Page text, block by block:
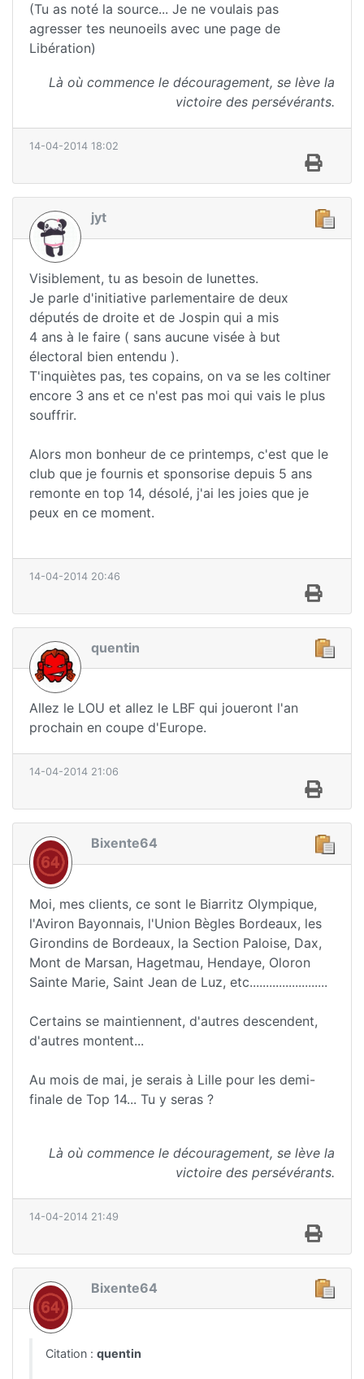
(Tu as noté la source... Je ne voulais pas
agresser tes neunoeils avec une page de
Libération)
Là où commence le découragement, se lève la
victoire des persévérants.
14-04-2014 18:02
jyt
Visiblement, tu as besoin de lunettes.
Je parle d'initiative parlementaire de deux
députés de droite et de Jospin qui a mis
4 ans à le faire ( sans aucune visée à but
électoral bien entendu ).
T'inquiètes pas, tes copains, on va se les coltiner
encore 3 ans et ce n'est pas moi qui vais le plus
souffrir.
Alors mon bonheur de ce printemps, c'est que le
club que je fournis et sponsorise depuis 5 ans
remonte en top 14, désolé, j'ai les joies que je
peux en ce moment.
14-04-2014 20:46
quentin
Allez le LOU et allez le LBF qui joueront l'an
prochain en coupe d'Europe.
14-04-2014 21:06
Bixente64
Moi, mes clients, ce sont le Biarritz Olympique,
l'Aviron Bayonnais, l'Union Bègles Bordeaux, les
Girondins de Bordeaux, la Section Paloise, Dax,
Mont de Marsan, Hagetmau, Hendaye, Oloron
Sainte Marie, Saint Jean de Luz, etc........................
Certains se maintiennent, d'autres descendent,
d'autres montent...
Au mois de mai, je serais à Lille pour les demi-
finale de Top 14... Tu y seras ?
Là où commence le découragement, se lève la
victoire des persévérants.
14-04-2014 21:49
Bixente64
Citation : quentin